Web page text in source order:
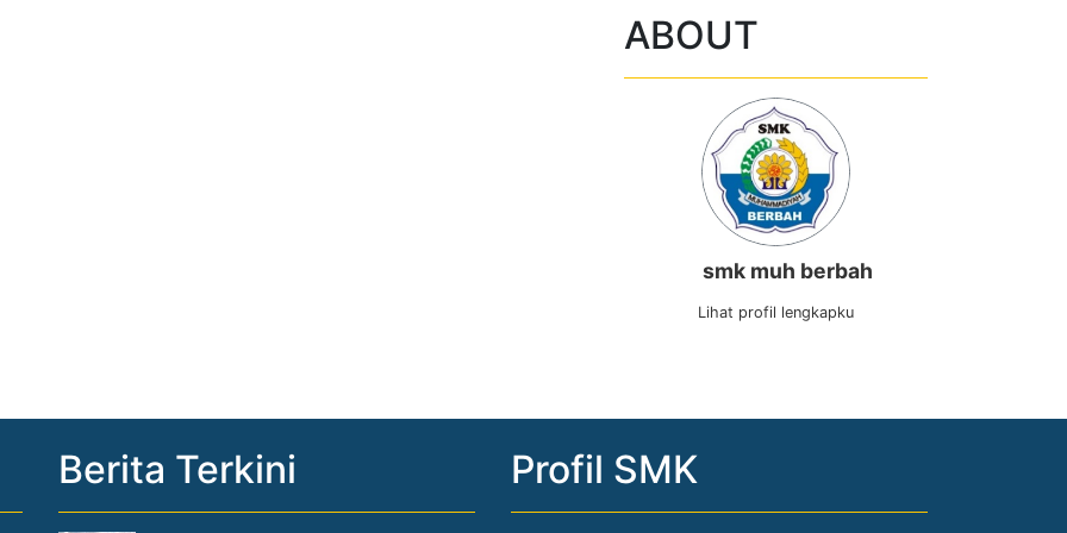
ABOUT
smk muh berbah
Lihat profil lengkapku
Berita Terkini Profil SMK